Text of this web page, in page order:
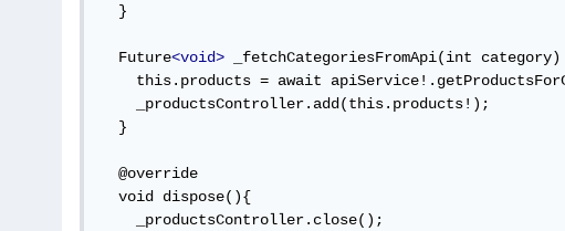
  }
  Future
<void> _fetchCategoriesFromApi(int
this.products = await
    _productsController.add(this.products!);
  }
  @override
  void dispose(){
    _productsController.close();